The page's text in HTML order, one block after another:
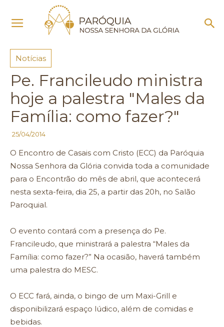
Notícias
Notícias
Pe. Francileudo ministra
hoje a palestra "Males da
Família: como fazer?"
25/04/2014
O Encontro de Casais com Cristo (ECC) da Paróquia
Nossa Senhora da Glória convida toda a comunidade
para o Encontrão do mês de abril, que acontecerá
nesta sexta-feira, dia 25, a partir das 20h, no Salão
Paroquial.
O evento contará com a presença do Pe.
Francileudo, que ministrará a palestra “Males da
Família: como fazer?” Na ocasião, haverá também
uma palestra do MESC.
O ECC fará, ainda, o bingo de um Maxi-Grill e
disponibilizará espaço lúdico, além de comidas e
bebidas.